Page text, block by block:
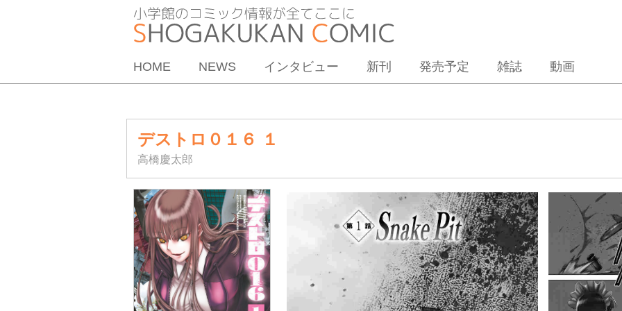
HOME NEWS インタビュー 新刊 発売予定 雑誌 動画
デストロ０１６ １
高橋慶太郎